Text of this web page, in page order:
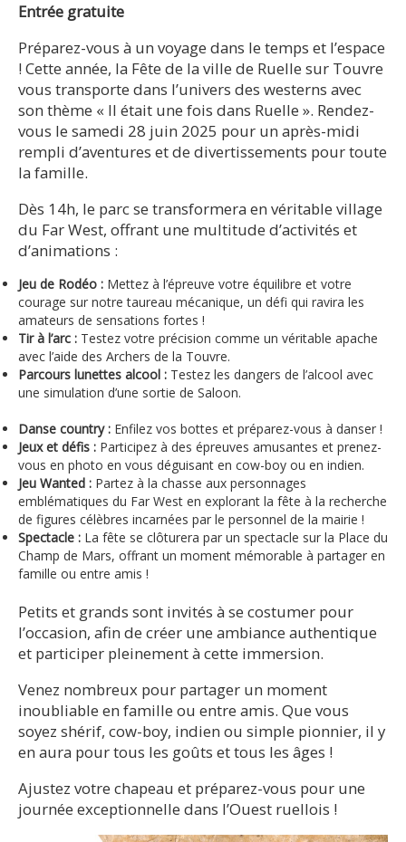
Entrée gratuite
Préparez-vous à un voyage dans le temps et l’espace
! Cette année, la Fête de la ville de Ruelle sur Touvre
vous transporte dans l’univers des westerns avec
son thème « Il était une fois dans Ruelle ». Rendez-
vous le samedi 28 juin 2025 pour un après-midi
rempli d’aventures et de divertissements pour toute
la famille.
Dès 14h, le parc se transformera en véritable village
du Far West, offrant une multitude d’activités et
d’animations :
Jeu de Rodéo : Mettez à l’épreuve votre équilibre et votre
courage sur notre taureau mécanique, un défi qui ravira les
amateurs de sensations fortes !
Tir à l’arc : Testez votre précision comme un véritable apache
avec l’aide des Archers de la Touvre.
Parcours lunettes alcool : Testez les dangers de l’alcool avec
une simulation d’une sortie de Saloon.
Danse country : Enfilez vos bottes et préparez-vous à danser !
Jeux et défis : Participez à des épreuves amusantes et prenez-
vous en photo en vous déguisant en cow-boy ou en indien.
Jeu Wanted : Partez à la chasse aux personnages
emblématiques du Far West en explorant la fête à la recherche
de figures célèbres incarnées par le personnel de la mairie !
Spectacle : La fête se clôturera par un spectacle sur la Place du
Champ de Mars, offrant un moment mémorable à partager en
famille ou entre amis !
Petits et grands sont invités à se costumer pour
l’occasion, afin de créer une ambiance authentique
et participer pleinement à cette immersion.
Venez nombreux pour partager un moment
inoubliable en famille ou entre amis. Que vous
soyez shérif, cow-boy, indien ou simple pionnier, il y
en aura pour tous les goûts et tous les âges !
Ajustez votre chapeau et préparez-vous pour une
journée exceptionnelle dans l’Ouest ruellois !